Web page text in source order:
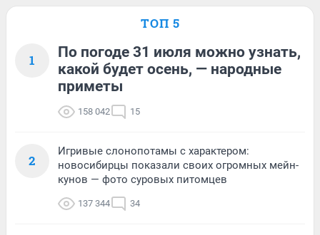
ТОП 5
1
По погоде 31 июля можно узнать,
какой будет осень, — народные
приметы
158 042 15
2
Игривые слонопотамы с характером:
новосибирцы показали своих огромных мейн-
кунов — фото суровых питомцев
137 344 34